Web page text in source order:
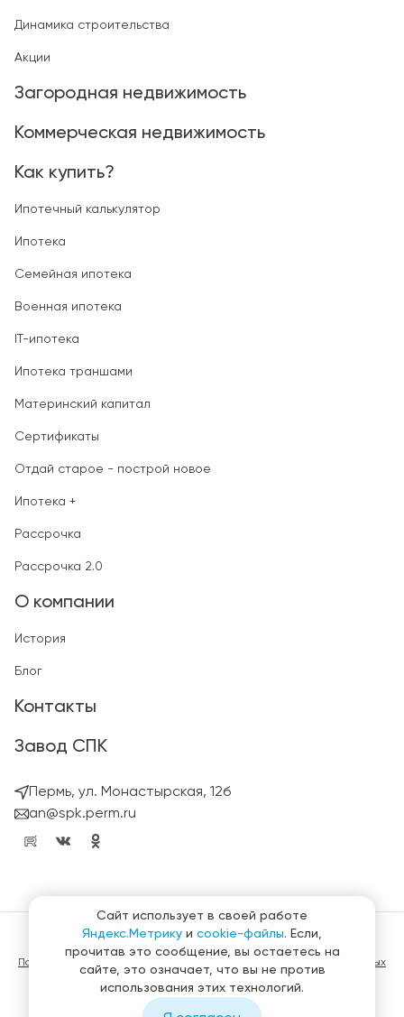
Динамика строительства
Акции
Загородная недвижимость
Коммерческая недвижимость
Как купить?
Ипотечный калькулятор
Ипотека
Семейная ипотека
Военная ипотека
IT-ипотека
Ипотека траншами
Материнский капитал
Сертификаты
Отдай старое - построй новое
Ипотека +
Рассрочка
Рассрочка 2.0
О компании
История
Блог
Контакты
Завод СПК
Пермь, ул. Монастырская, 12б
an@spk.perm.ru
© ГК СтройПанельКомплект 2023 – 2026
Политика конфиденциальности в отношении обработки персональных
данных
Материалы, представленные на сайте не являются публичной
Сайт использует в своей работе
Яндекс.Метрику и cookie-файлы. Если,
прочитав это сообщение, вы остаетесь на
сайте, это означает, что вы не против
использования этих технологий.